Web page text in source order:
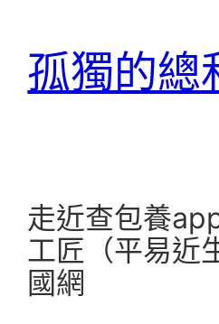
孤獨的總
走近查包養
工匠（平易近
國網